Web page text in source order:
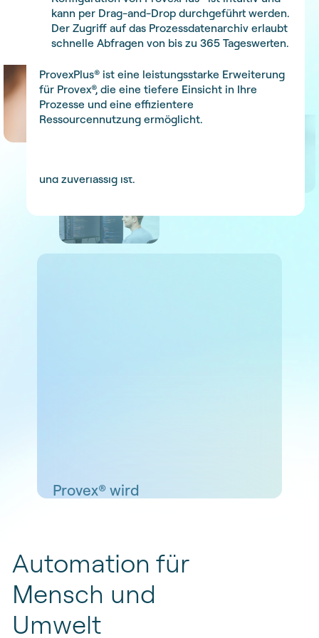
eine effiziente Fehlersuche ermöglicht – ein
essenzielles Werkzeug bei der
Inbetriebsetzung und im Betrieb.
verschiedensten Anwendungen unterstreicht
Provex® seine Flexibilität und Zuverlässigkeit in
jeder Grössenordnung.
und zuverlässig ist.
Benutzerfreundliche Verwaltung: Einfache
Steuerung des Alarmierungssystem und
benutzerdefinierte Verwaltung direkt über das
ProvexAlarm® garantiert eine effektive und
sichere Alarmierung, um die Betriebssicherheit
und Reaktionsfähigkeit in kritischen Situationen
kann per Drag-and-Drop durchgeführt werden.
Der Zugriff auf das Prozessdatenarchiv erlaubt
schnelle Abfragen von bis zu 365 Tageswerten.
ProvexPlus® ist eine leistungsstarke Erweiterung
für Provex®, die eine tiefere Einsicht in Ihre
Prozesse und eine effizientere
Ressourcennutzung ermöglicht.
Provex®wird
Automation für
Mensch und
Umwelt